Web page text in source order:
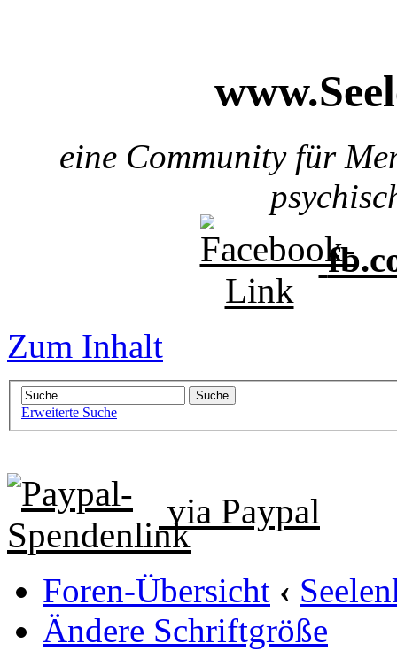
eine Community für
Zum Inhalt
Erweiterte Suche
via Paypal
Foren-Übersicht ‹
Ändere Schriftgröße